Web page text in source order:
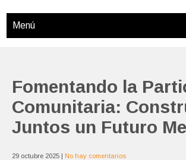
Menú
Fomentando la
Comunitaria:
Juntos un Futuro
29 octubre 2025 | No hay comentarios